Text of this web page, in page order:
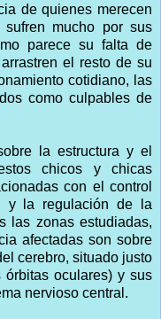
de quienes merecen
sufren mucho por sus
parece su falta de
el resto de su
cotidiano, las
como culpables de
la estructura y el
chicos y chicas
con el control
y la regulación de la
las zonas estudiadas,
afectadas son sobre
cerebro, situado justo
oculares) y sus
nervioso central.